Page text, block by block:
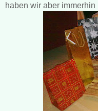
haben wir aber